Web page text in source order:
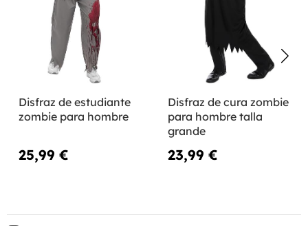
Disfraz de estudiante
zombie para hombre
25,99 €
Disfraz de cura zombie
para hombre talla
grande
23,99 €